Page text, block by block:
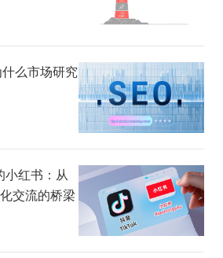
么市场研究
小红书：从
交流的桥梁